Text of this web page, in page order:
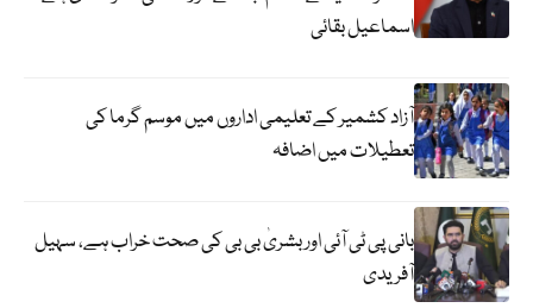
اسماعیل بقائی
آزاد کشمیر کے تعلیمی اداروں میں موسم گرما کی
تعطیلات میں اضافہ
بانی پی ٹی آئی اور بشریٰ بی بی کی صحت خراب ہے، سہیل
آفریدی